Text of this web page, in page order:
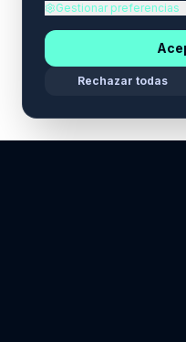
Gestionar preferencias
Rechazar todas